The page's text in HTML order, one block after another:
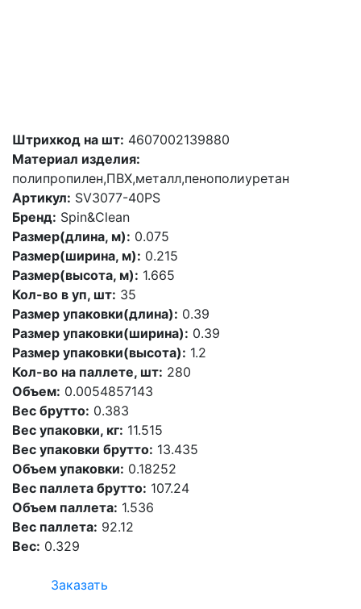
Штрихкод на шт: 4607002139880
Материал изделия:
полипропилен,ПВХ,металл,пенополиуретан
Артикул: SV3077-40PS
Бренд: Spin&Clean
Размер(длина, м): 0.075
Размер(ширина, м): 0.215
Размер(высота, м): 1.665
Кол-во в уп, шт: 35
Размер упаковки(длина): 0.39
Размер упаковки(ширина): 0.39
Размер упаковки(высота): 1.2
Кол-во на паллете, шт: 280
Объем: 0.0054857143
Вес брутто: 0.383
Вес упаковки, кг: 11.515
Вес упаковки брутто: 13.435
Объем упаковки: 0.18252
Вес паллета брутто: 107.24
Объем паллета: 1.536
Вес паллета: 92.12
Вес: 0.329
Заказать